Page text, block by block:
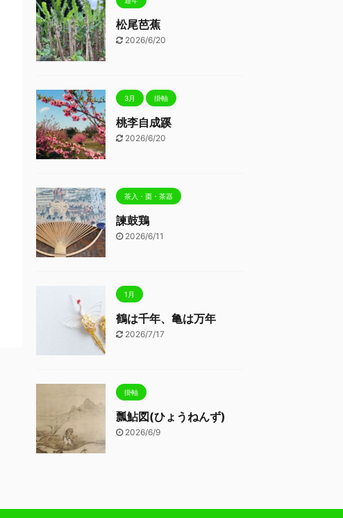
松尾芭蕉
2026/6/20
3月 掛軸
桃李自成蹊
2026/6/20
茶入・棗・茶器
諫鼓鶏
2026/6/11
1月
鶴は千年、亀は万年
2026/7/17
掛軸
瓢鮎図(ひょうねんず)
2026/6/9